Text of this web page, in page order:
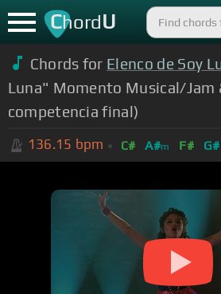
ChordU
Chords for Elenco de Soy
Luna" Momento Musical/Jam
competencia final)
136.15 bpm C# A#m F# G#